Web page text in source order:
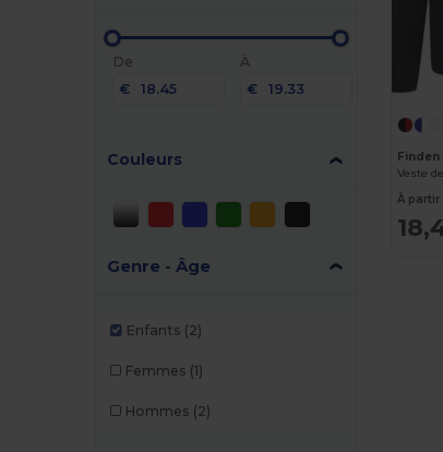
De
€
À
€
Couleurs
Genre - Âge
Enfants (2)
Femmes (1)
Hommes (2)
Finden
Veste
À partir